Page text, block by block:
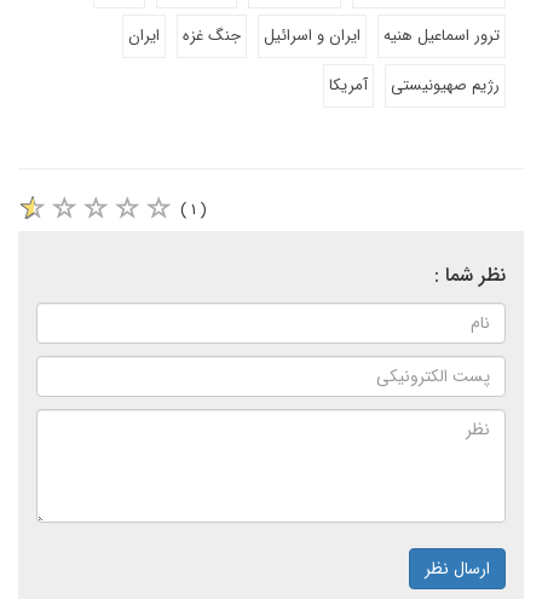
ترور اسماعیل هنیه
ایران و اسرائیل جنگ غزه
ایران
رژیم صهیونیستی
آمریکا
( ۱ )
نظر شما :
ارسال نظر